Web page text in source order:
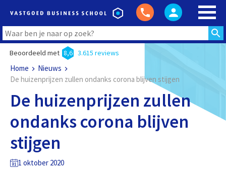
Beoordeeld met 8,6 3.615 reviews
Home
Nieuws
De huizenprijzen zullen ondanks corona blijven stijgen
De huizenprijzen zullen
ondanks corona blijven
stijgen
1 oktober 2020